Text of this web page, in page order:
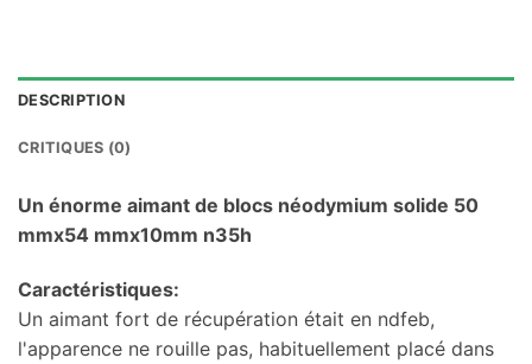
DESCRIPTION
CRITIQUES (0)
Un énorme aimant de blocs néodymium solide 50
mmx54 mmx10mm n35h
Caractéristiques:
Un aimant fort de récupération était en ndfeb,
l'apparence ne rouille pas, habituellement placé dans